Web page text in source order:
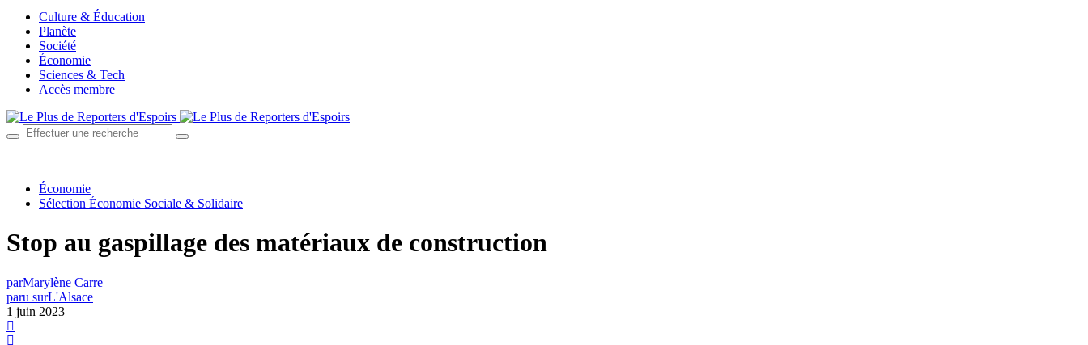
Culture & Éducation
Planète
Société
Économie
Sciences & Tech
Accès membre
Économie
Sélection Économie Sociale & Solidaire
Stop au gaspillage des matériaux de construction
parMarylène Carre
paru surL'Alsace
1 juin 2023